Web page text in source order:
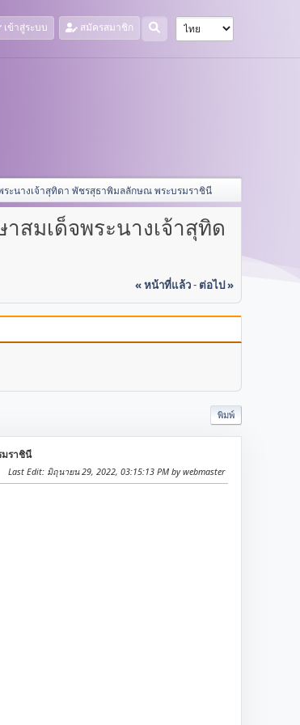
เข้าสู่ระบบ สมัครสมาชิก
ะนางเจ้าสุทิดา พัชรสุธาพิมลลักษณ พระบรมราชินี
สมเด็จพระนางเจ้าสุทิด
« หน้าที่แล้ว- ต่อไป »
พิมพ์
มราชินี
Last Edit: มิถุนายน 29, 2022, 03:15:13 PM by webmaster